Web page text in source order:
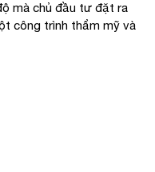
mà chủ đầu tư đặt ra
công trình thẩm mỹ và